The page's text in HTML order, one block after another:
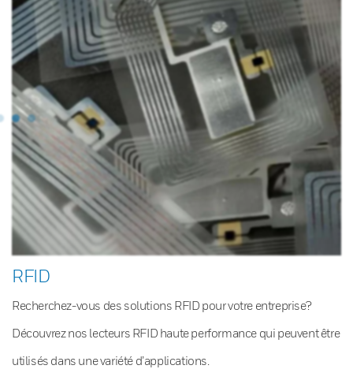
RFID
Recherchez-vous des solutions RFID pour votre entreprise?
Découvrez nos lecteurs RFID haute performance qui peuvent être
utilisés dans une variété d’applications.